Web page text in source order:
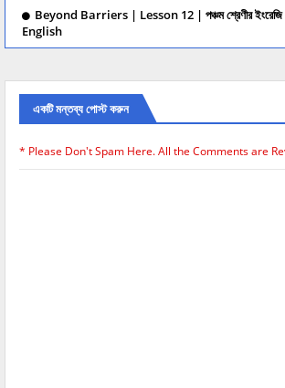
Beyond Barriers | Lesson 12 | পঞ্চম শ্রেণীর
English
একটি মন্তব্য পোস্ট করুন
* Please Don't Spam Here. All the Comments are